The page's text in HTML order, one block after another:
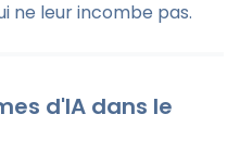
ne leur incombe pas.
d'IA dans le